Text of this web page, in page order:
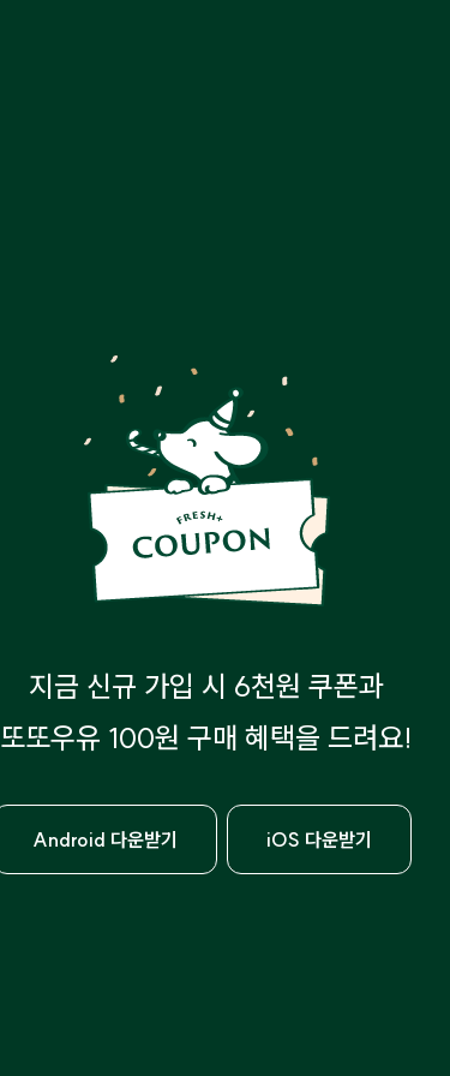
지금 신규 가입 시 6천원 쿠폰과
또또우유 100원 구매 혜택을 드려요!
Android 다운받기 iOS 다운받기